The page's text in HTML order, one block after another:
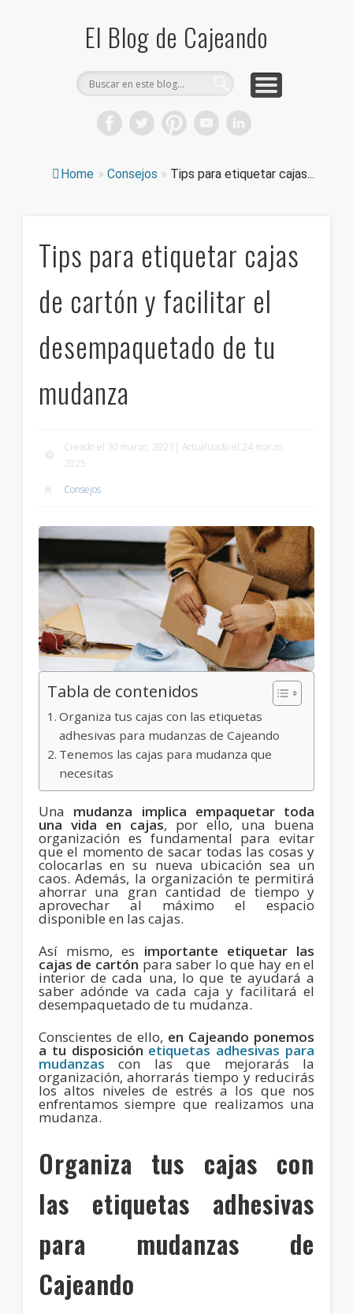
El Blog de Cajeando
Home » Consejos » Tips para etiquetar cajas...
Tips para etiquetar cajas
de cartón y facilitar el
desempaquetado de tu
mudanza
Creado el 30 marzo, 2023| Actualizado el 24 marzo,
2025
Consejos
Tabla de contenidos
Organiza tus cajas con las etiquetas
adhesivas para mudanzas de Cajeando
Tenemos las cajas para mudanza que
necesitas
Una mudanza implica empaquetar toda
una vida en cajas, por ello, una buena
organización es fundamental para evitar
que el momento de sacar todas las cosas y
colocarlas en su nueva ubicación sea un
caos. Además, la organización te permitirá
ahorrar una gran cantidad de tiempo y
aprovechar al máximo el espacio
disponible en las cajas.
Así mismo, es importante etiquetar las
cajas de cartón para saber lo que hay en el
interior de cada una, lo que te ayudará a
saber adónde va cada caja y facilitará el
desempaquetado de tu mudanza.
Conscientes de ello, en Cajeando ponemos
a tu disposición etiquetas adhesivas para
mudanzas con las que mejorarás la
organización, ahorrarás tiempo y reducirás
los altos niveles de estrés a los que nos
enfrentamos siempre que realizamos una
mudanza.
Organiza tus cajas con
las etiquetas adhesivas
para mudanzas de
Cajeando